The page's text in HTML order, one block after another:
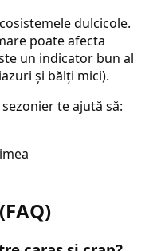
dulcicole.
poate afecta
un indicator bun al
și bălți mici).
te ajută să: